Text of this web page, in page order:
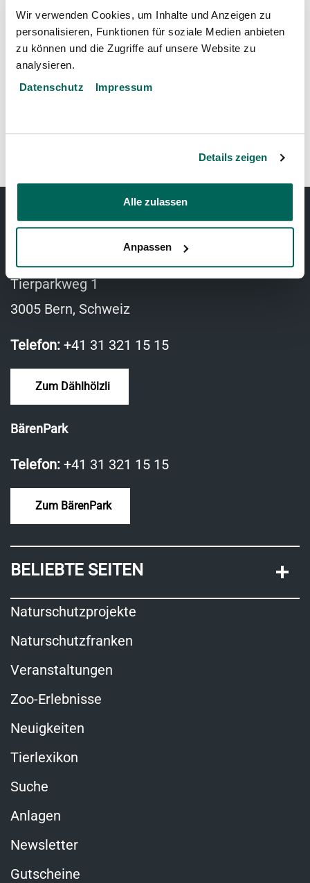
Wir verwenden Cookies, um Inhalte und Anzeigen zu
personalisieren, Funktionen für soziale Medien anbieten
zu können und die Zugriffe auf unsere Website zu
analysieren.
Datenschutz
Impressum
Details zeigen
Alle zulassen
Anpassen
←Königspython
Banggai-Kardinalbarsch→
TIERPARK BERN
Tierparkweg 1
3005 Bern, Schweiz
Telefon: +41 31 321 15 15
Zum Dählhölzli
BärenPark
Telefon: +41 31 321 15 15
Zum BärenPark
BELIEBTE SEITEN
Naturschutzprojekte
Naturschutzfranken
Veranstaltungen
Zoo-Erlebnisse
Neuigkeiten
Tierlexikon
Suche
Anlagen
Newsletter
Gutscheine